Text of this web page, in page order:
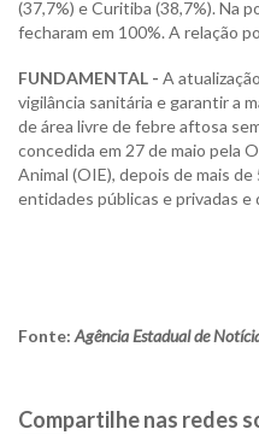
(37,7%) e Curitiba (38,7%). Na
fecharam em 100%. A relação
FUNDAMENTAL - A
vigilância sanitária e garantir a
de área livre de febre aftosa
concedida em 27 de maio pela
Animal (OIE), depois de mais
entidades públicas e privadas
Fonte: Agência Estadual de
Compartilhe nas redes